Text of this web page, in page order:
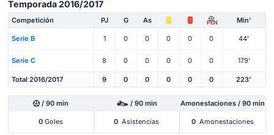
Temporada 2016/2017
Competición PJ G As PEN Min'
Serie B 1 0 0 0 0 0 44'
Serie C 8 0 0 0 0 0 179'
Total 2016/2017 9 0 0 0 0 0 223'
/ 90 min / 90 min Amonestaciones / 90 min
0 Goles 0 Asistencias 0 Amonestaciones